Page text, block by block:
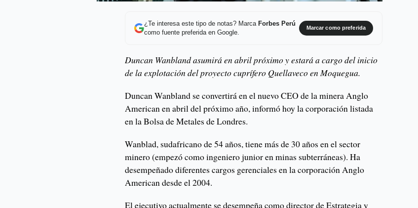
¿Te interesa este tipo de notas? Marca Forbes Perú
como fuente preferida en Google.
Marcar como preferida
Duncan Wanbland asumirá en abril próximo y estará a cargo del inicio
de la explotación del proyecto cuprífero Quellaveco en Moquegua.
Duncan Wanbland se convertirá en el nuevo CEO de la minera Anglo
American en abril del próximo año, informó hoy la corporación listada
en la Bolsa de Metales de Londres.
Wanblad, sudafricano de 54 años, tiene más de 30 años en el sector
minero (empezó como ingeniero junior en minas subterráneas). Ha
desempeñado diferentes cargos gerenciales en la corporación Anglo
American desde el 2004.
El ejecutivo actualmente se desempeña como director de Estrategia y